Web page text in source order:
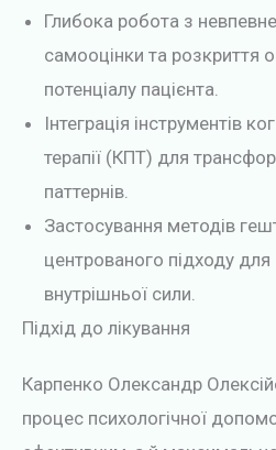
Глибока робота з
самооцінки та розкриття
потенціалу пацієнта.
Інтеграція інструментів
терапії (КПТ) для
паттернів.
Застосування методів
центрованого підходу для
внутрішньої сили.
Підхід до лікування
Карпенко Олександр
процес психологічної